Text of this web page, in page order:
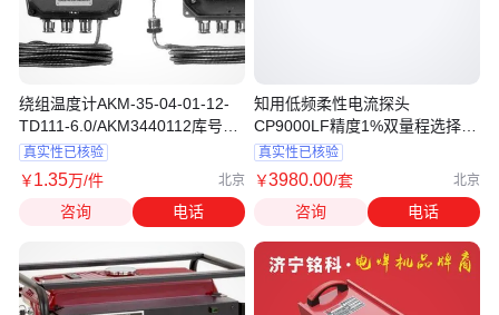
绕组温度计AKM-35-04-01-12-
TD111-6.0/AKM3440112库号
D234571
真实性已核验
￥1.35万/件 北京
咨询 电话
知用低频柔性电流探头
CP9000LF精度1%双量程选择可
匹配任何示波器
真实性已核验
￥3980.00/套 北京
咨询 电话